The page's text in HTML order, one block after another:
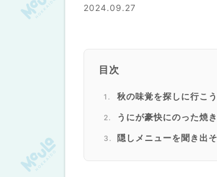
2024.09.27
目次
秋の味覚を探しに行こう
うにが豪快にのった焼
隠しメニューを聞き出